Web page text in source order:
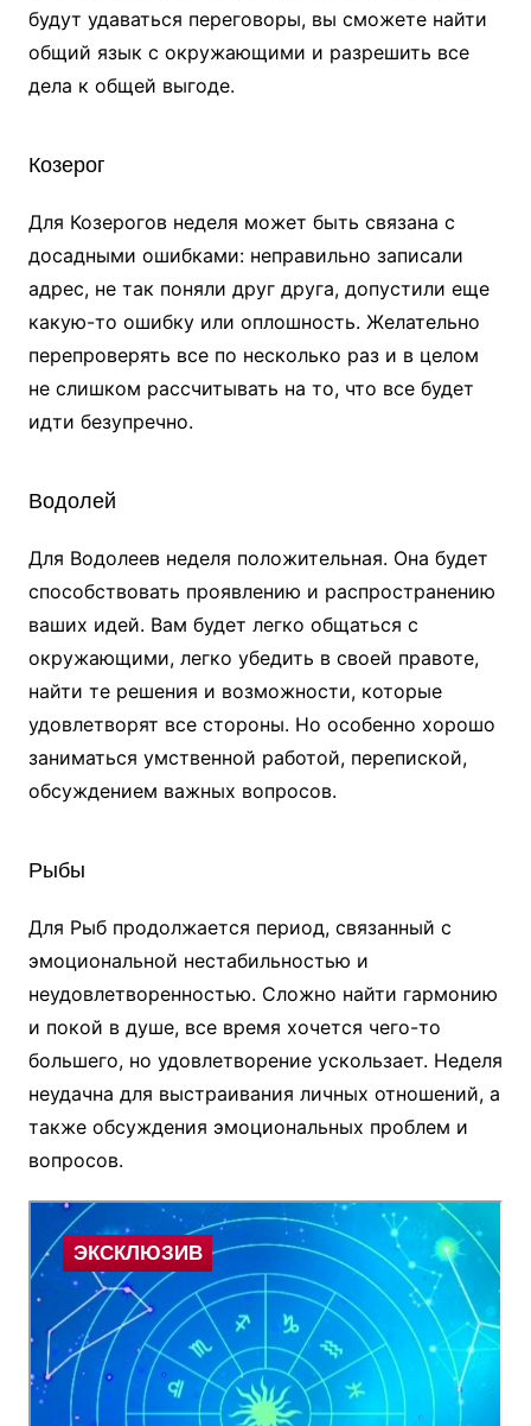
будут удаваться переговоры, вы сможете найти
общий язык с окружающими и разрешить все
дела к общей выгоде.
Козерог
Для Козерогов неделя может быть связана с
досадными ошибками: неправильно записали
адрес, не так поняли друг друга, допустили еще
какую-то ошибку или оплошность. Желательно
перепроверять все по несколько раз и в целом
не слишком рассчитывать на то, что все будет
идти безупречно.
Водолей
Для Водолеев неделя положительная. Она будет
способствовать проявлению и распространению
ваших идей. Вам будет легко общаться с
окружающими, легко убедить в своей правоте,
найти те решения и возможности, которые
удовлетворят все стороны. Но особенно хорошо
заниматься умственной работой, перепиской,
обсуждением важных вопросов.
Рыбы
Для Рыб продолжается период, связанный с
эмоциональной нестабильностью и
неудовлетворенностью. Сложно найти гармонию
и покой в душе, все время хочется чего-то
большего, но удовлетворение ускользает. Неделя
неудачна для выстраивания личных отношений, а
также обсуждения эмоциональных проблем и
вопросов.